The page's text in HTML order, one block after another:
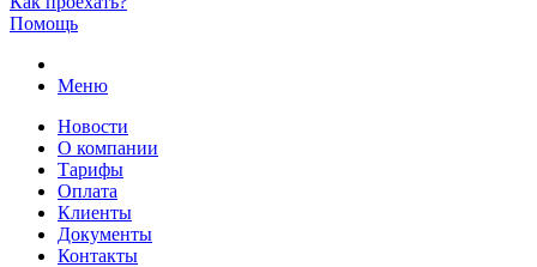
Помощь
Меню
Новости
О компании
Тарифы
Оплата
Клиенты
Документы
Контакты